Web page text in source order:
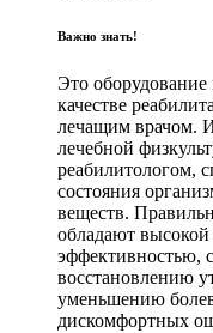
Важно знать!
Это
качестве
лечащим врачом.
лечебной
реабилитологом,
состояния
веществ.
обладают высокой
эффективностью,
восстановлению
уменьшению
дискомфортных